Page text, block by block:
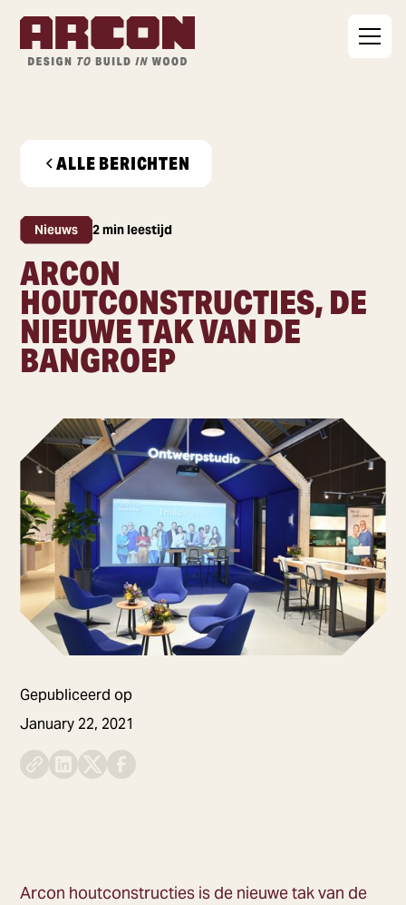
ALLE BERICHTEN
Nieuws 2 min leestijd
ARCON
HOUTCONSTRUCTIES, DE
NIEUWE TAK VAN DE
BANGROEP
Gepubliceerd op
January 22, 2021
Arcon houtconstructies is de nieuwe tak van de